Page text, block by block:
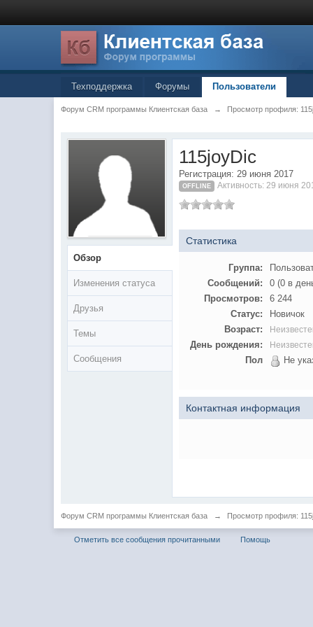
Техподдержка Форумы Пользователи
Форум CRM программы Клиентская база → Просмотр профиля:
Обзор
Изменения статуса
Друзья
Темы
Сообщения
115joyDic
Регистрация: 29 июня 2017
OFFLINE Активность: 29 июня
Статистика
Группа:
Сообщений:
0 (0 в
Просмотров:
6 244
Статус:
Новичок
Возраст:
День рождения:
Пол Не
Контактная информация
Форум CRM программы Клиентская база → Просмотр профиля:
Отметить все сообщения прочитанными Помощь